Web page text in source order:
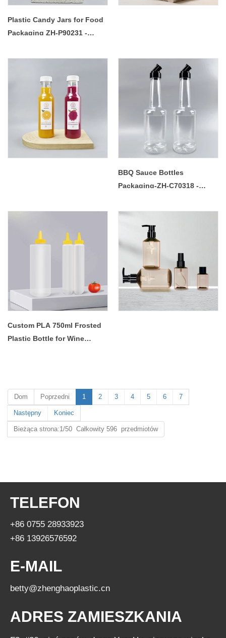
Plastic Candy Jars for Food
Packaging ZH-P90231 -
BBQ Sauce Bottles
Packaging-ZH-C70318 -
Custom PLA 750ml Frosted
Plastic Bottle for Wine
Dom Poprzedni 1 2 3 4 5 6 7
Następny Koniec
Bieżąca strona:1/50 Całkowity 596 przedmiotów
TELEFON
+86 0755 28933923
+86 13926576592
E-MAIL
betty@zhenghaoplastic.cn
ADRES ZAMIESZKANIA